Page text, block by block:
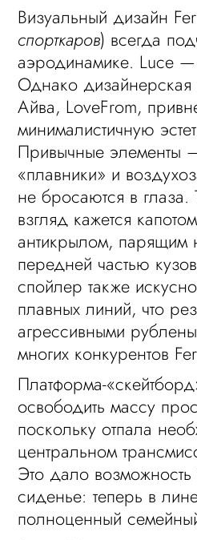
Визуальный дизайн
спорткаров) всегда
аэродинамике. Luce
Однако
Айва, LoveFrom,
минималистичную
Привычные элементы
«плавники» и
не бросаются в глаза.
взгляд кажется
антикрылом, парящим
передней частью
спойлер также
плавных линий, что
агрессивными
многих конкурентов
Платформа-
освободить массу
поскольку отпала
центральном
Это дало возможность
сиденье: теперь в
полноценный